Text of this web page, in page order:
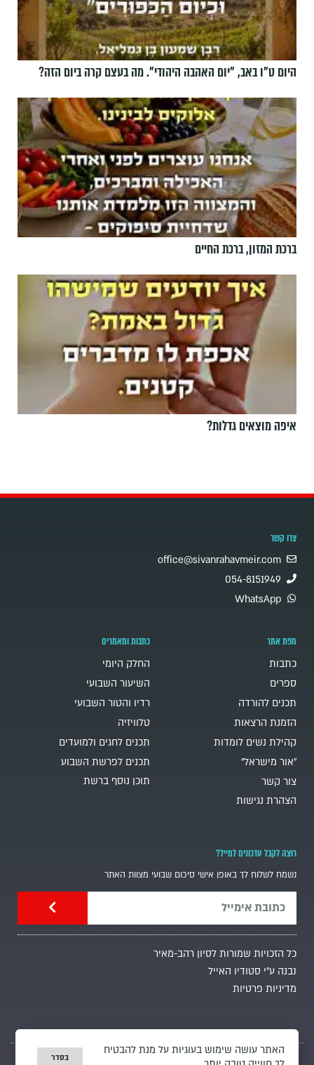
היום ט"ו באב, ”יום האהבה היהודי". מה בעצם קרה ביום הזה?
ברכת המזון, ברכת החיים
איפה מוצאים גדלות?
צרו קשר
office@sivanrahavmeir.com
054-8151949
WhatsApp
מפת אתר
כתבות
ספרים
תכנים להורדה
הזמנת הרצאות
קהילת נשים לומדות
"אור מישראל"
צור קשר
הצהרת נגישות
כתבות ומאמרים
החלק היומי
השיעור השבועי
רדיו והטור השבועי
טלוויזיה
תכנים לחגים ולמועדים
תכנים לפרשת השבוע
תוכן נוסף ברשת
רוצה לקבל עדכונים למייל?
נשמח לשלוח לך באופן אישי סיכום שבועי מצוות האתר
כל הזכויות שמורות לסיון רהב-מאיר
נבנה ע"י סטודיו האייל
מדיניות פרטיות
האתר עושה שימוש בעוגיות על מנת להבטיח
בסדר